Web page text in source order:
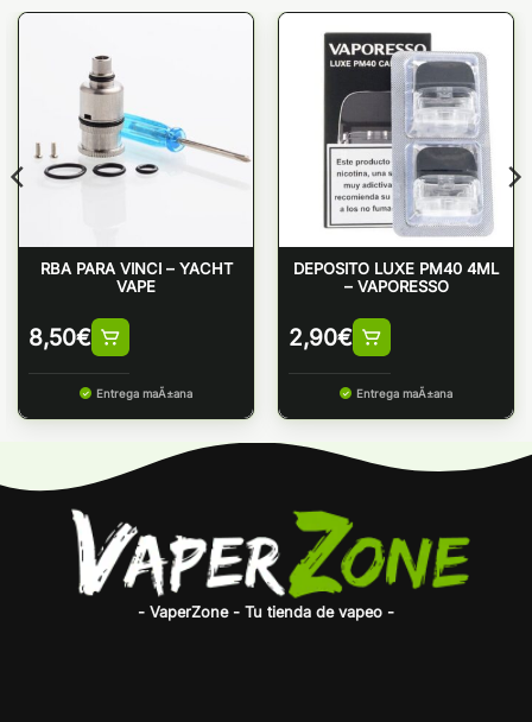
RBA PARA VINCI – YACHT
VAPE
8,50€
Entrega maÃ±ana
DEPOSITO LUXE PM40 4ML
– VAPORESSO
2,90€
Entrega maÃ±ana
- VaperZone - Tu tienda de vapeo -